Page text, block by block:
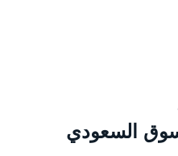
السعودي